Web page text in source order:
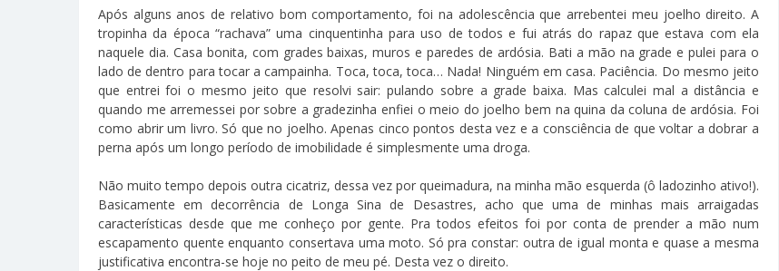
Após alguns anos de relativo bom comportamento, foi na adolescência que arrebentei meu joelho direito. A
tropinha da época “rachava” uma cinquentinha para uso de todos e fui atrás do rapaz que estava com ela
naquele dia. Casa bonita, com grades baixas, muros e paredes de ardósia. Bati a mão na grade e pulei para o
lado de dentro para tocar a campainha. Toca, toca, toca… Nada! Ninguém em casa. Paciência. Do mesmo jeito
que entrei foi o mesmo jeito que resolvi sair: pulando sobre a grade baixa. Mas calculei mal a distância e
quando me arremessei por sobre a gradezinha enfiei o meio do joelho bem na quina da coluna de ardósia. Foi
como abrir um livro. Só que no joelho. Apenas cinco pontos desta vez e a consciência de que voltar a dobrar a
perna após um longo período de imobilidade é simplesmente uma droga.
Não muito tempo depois outra cicatriz, dessa vez por queimadura, na minha mão esquerda (ô ladozinho ativo!).
Basicamente em decorrência de Longa Sina de Desastres, acho que uma de minhas mais arraigadas
características desde que me conheço por gente. Pra todos efeitos foi por conta de prender a mão num
escapamento quente enquanto consertava uma moto. Só pra constar: outra de igual monta e quase a mesma
justificativa encontra-se hoje no peito de meu pé. Desta vez o direito.